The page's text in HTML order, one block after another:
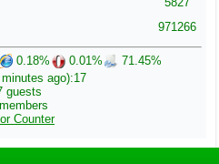
971266
0.18% 0.01%
71.45%
ago):17
guests
Counter